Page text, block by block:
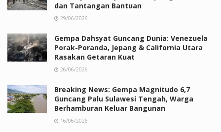
dan Tantangan Bantuan
29/06/2026
Gempa Dahsyat Guncang Dunia: Venezuela
Porak-Poranda, Jepang & California Utara
Rasakan Getaran Kuat
26/06/2026
Breaking News: Gempa Magnitudo 6,7
Guncang Palu Sulawesi Tengah, Warga
Berhamburan Keluar Bangunan
16/06/2026